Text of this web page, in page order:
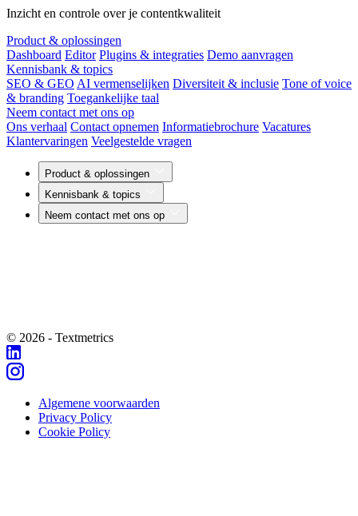
Inzicht en controle over je contentkwaliteit
Product & oplossingen
Dashboard Editor Plugins & integraties Demo aanvragen
Kennisbank & topics
SEO & GEO AI vermenselijken Diversiteit & inclusie Tone of voice
& branding Toegankelijke taal
Neem contact met ons op
Ons verhaal Contact opnemen Informatiebrochure Vacatures
Klantervaringen Veelgestelde vragen
Product & oplossingen
Kennisbank & topics
Neem contact met ons op
© 2026 - Textmetrics
Algemene voorwaarden
Privacy Policy
Cookie Policy